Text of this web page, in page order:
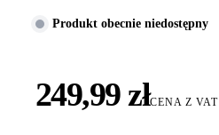
Produkt obecnie niedostępny
249,99 złCENA Z VAT